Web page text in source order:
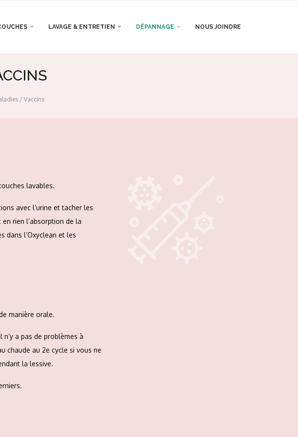
LAVAGE & ENTRETIEN DÉPANNAGE NOUS JOINDRE
/ Vaccins
lavables.
avec l’urine et tacher les
rien l’absorption de la
dans l’Oxyclean et les
manière orale.
a pas de problèmes à
chaude au 2e cycle si vous ne
la lessive.